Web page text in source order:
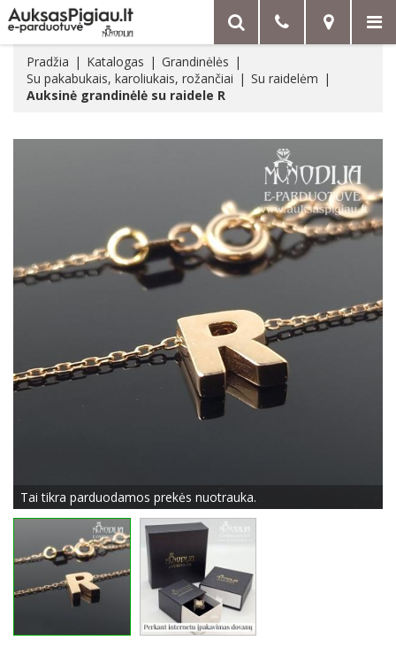
Pradžia Katalogas
Grandinėlės
Su pakabukais, karoliukais, rožančiai
Su raidelėm
Auksinė grandinėlė su raidele R
Tai tikra parduodamos prekės nuotrauka.